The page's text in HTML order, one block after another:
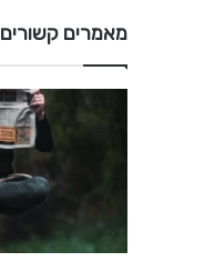
מאמרים קשורים